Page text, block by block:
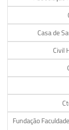
Casa de
Civil
Fundação